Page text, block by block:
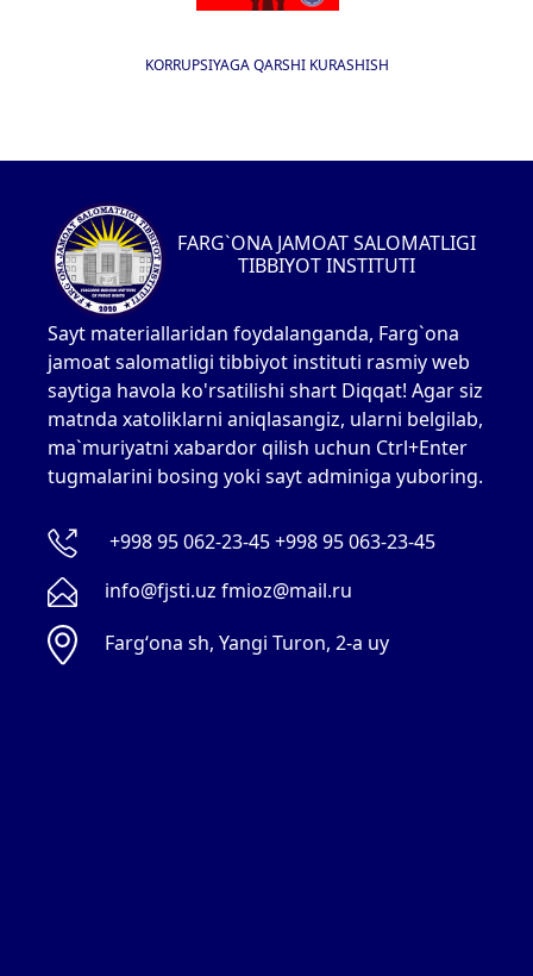
KORRUPSIYAGA QARSHI KURASHISH
FARG`ONA JAMOAT SALOMATLIGI
TIBBIYOT INSTITUTI
Sayt materiallaridan foydalanganda, Farg`ona
jamoat salomatligi tibbiyot instituti rasmiy web
saytiga havola ko'rsatilishi shart Diqqat! Agar siz
matnda xatoliklarni aniqlasangiz, ularni belgilab,
ma`muriyatni xabardor qilish uchun Ctrl+Enter
tugmalarini bosing yoki sayt adminiga yuboring.
+998 95 062-23-45 +998 95 063-23-45
info@fjsti.uz fmioz@mail.ru
Fargʻona sh, Yangi Turon, 2-a uy